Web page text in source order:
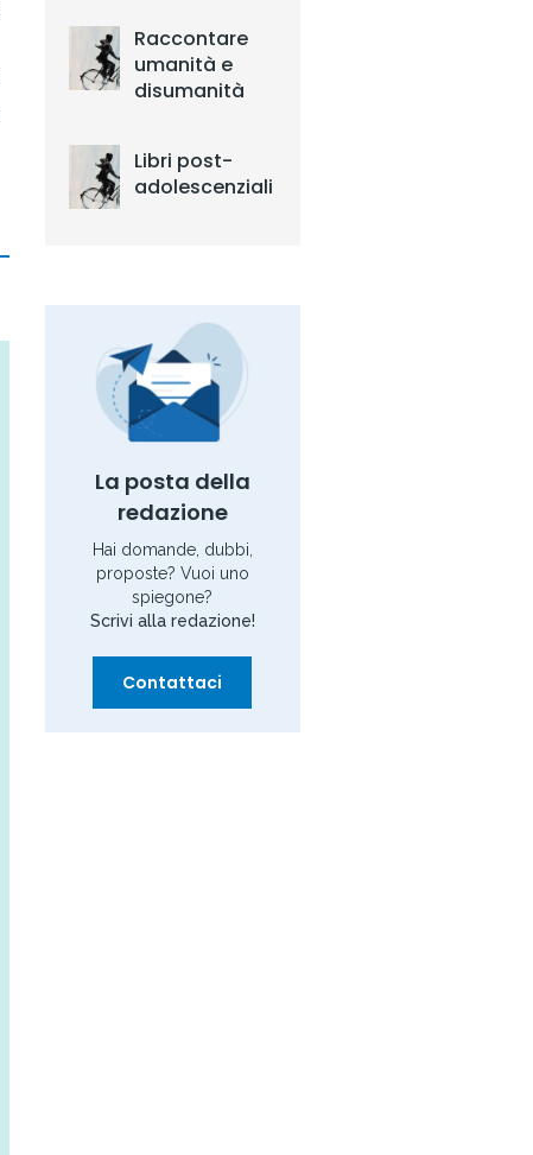
Raccontare
umanità e
disumanità
Libri post-
adolescenziali
La posta della
redazione
Hai domande, dubbi,
proposte? Vuoi uno
spiegone?
Scrivi alla redazione!
Contattaci